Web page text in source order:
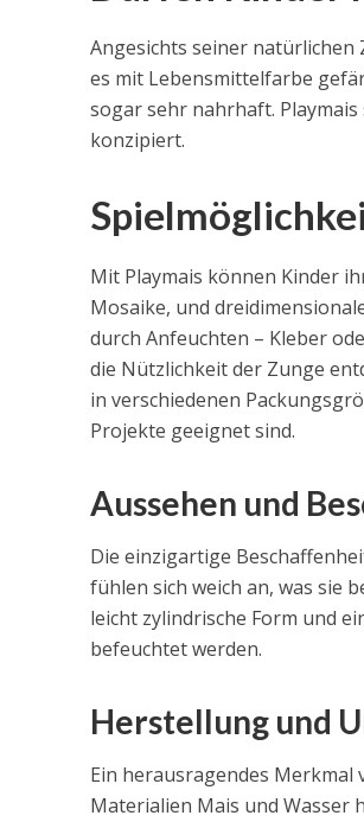
Angesichts seiner natürlichen
es mit Lebensmittelfarbe
sogar sehr nahrhaft.
konzipiert.
Mit Playmais können Kinder
Mosaike, und
durch Anfeuchten – Kleber
die Nützlichkeit der Zunge
in verschiedenen
Projekte geeignet sind.
Aussehen und
Die einzigartige
fühlen sich weich an, was sie
leicht zylindrische Form und
befeuchtet werden.
Herstellung und
Ein herausragendes Merkmal
Materialien Mais und Wasser